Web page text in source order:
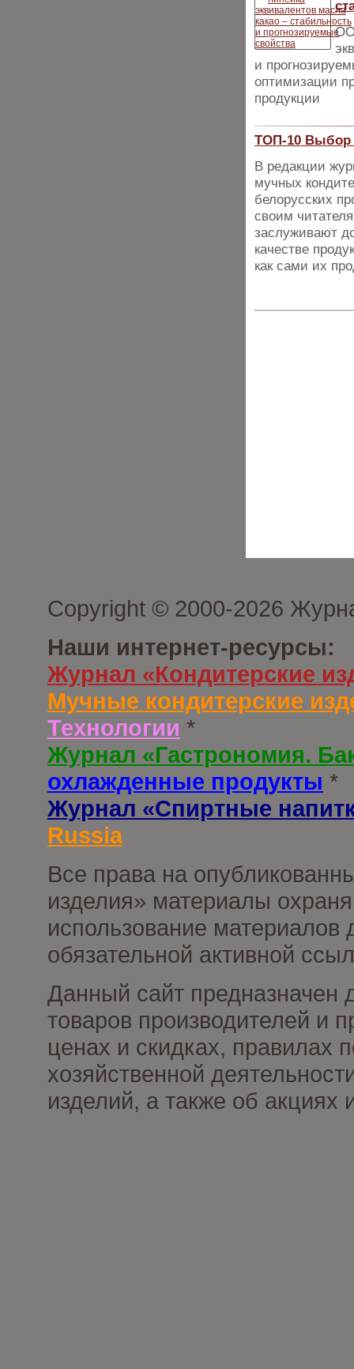
и
опти­мизации
про­дукции
ТОП-10 Выбор
В редакции
мучных
белорусских
своим
заслуживают
качестве
как сами их
Copyright © 2000-2026
Наши интернет-ресурсы:
Журнал «Кондитерские
Мучные кондитерские
Технологии *
Журнал «Гастрономия.
охлажденные продукты *
Журнал «Спиртные
Russia
Все права на
изделия» материалы
использование материалов
обязательной активной
Данный сайт предназначен
товаров производителей и
ценах и скидках, правилах
хозяйственной
изделий, а также об